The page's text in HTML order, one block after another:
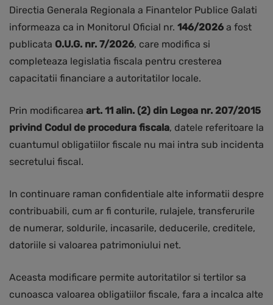
Directia Generala Regionala a Finantelor Publice Galati
informeaza ca in Monitorul Oficial nr. 146/2026 a fost
publicata O.U.G. nr. 7/2026, care modifica si
completeaza legislatia fiscala pentru cresterea
capacitatii financiare a autoritatilor locale.
Prin modificarea art. 11 alin. (2) din Legea nr. 207/2015
privind Codul de procedura fiscala, datele referitoare la
cuantumul obligatiilor fiscale nu mai intra sub incidenta
secretului fiscal.
In continuare raman confidentiale alte informatii despre
contribuabili, cum ar fi conturile, rulajele, transferurile
de numerar, soldurile, incasarile, deducerile, creditele,
datoriile si valoarea patrimoniului net.
Aceasta modificare permite autoritatilor si tertilor sa
cunoasca valoarea obligatiilor fiscale, fara a incalca alte